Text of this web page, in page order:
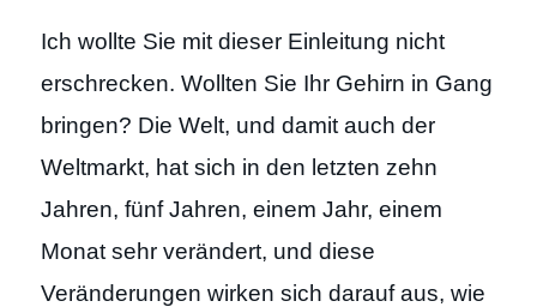
Ich wollte Sie mit dieser Einleitung nicht
erschrecken. Wollten Sie Ihr Gehirn in Gang
bringen? Die Welt, und damit auch der
Weltmarkt, hat sich in den letzten zehn
Jahren, fünf Jahren, einem Jahr, einem
Monat sehr verändert, und diese
Veränderungen wirken sich darauf aus, wie